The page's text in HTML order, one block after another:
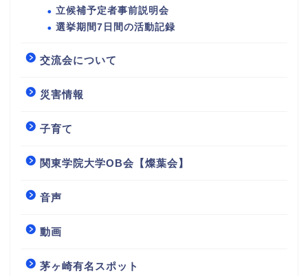
立候補予定者事前説明会
選挙期間7日間の活動記録
交流会について
災害情報
子育て
関東学院大学OB会【燦葉会】
音声
動画
茅ヶ崎有名スポット